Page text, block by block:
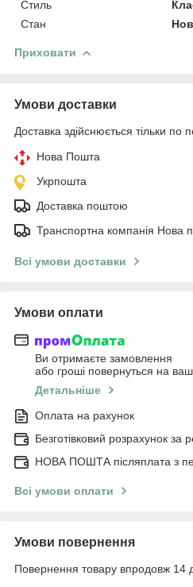
Стиль
Стан
Приховати
Умови доставки
Доставка здійснюється тільки по
Нова Пошта
Укрпошта
Доставка поштою
Транспортна компанія Нова
Всі умови доставки
Умови оплати
Ви отримаєте замовлення
або гроші повернуться на
Детальніше
Оплата на рахунок
Безготівковий розрахунок за
НОВА ПОШТА післяплата з
Всі умови оплати
Умови повернення
Повернення товару впродовж 14